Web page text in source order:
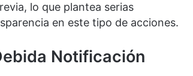
lo que plantea serias
en este tipo de acciones.
Notificación